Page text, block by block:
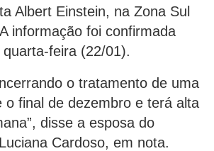
Albert Einstein, na Zona Sul
informação foi confirmada
feira (22/01).
o tratamento de uma
o final de dezembro e terá alta
disse a esposa do
Cardoso, em nota.